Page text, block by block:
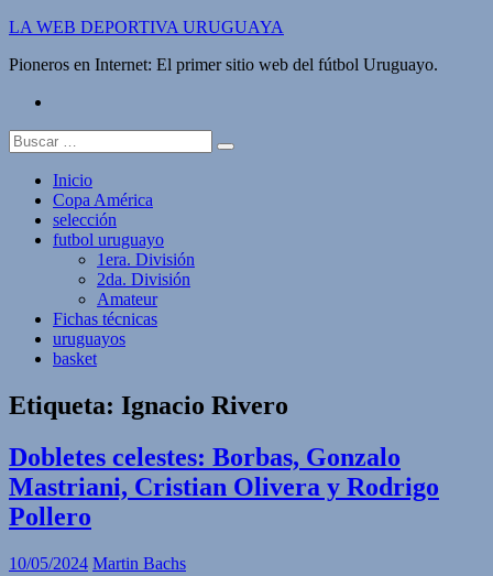
Saltar
contenido
LA WEB DEPORTIVA URUGUAYA
Pioneros en Internet: El primer sitio web del fútbol Uruguayo.
Buscar:
Inicio
Copa América
selección
futbol uruguayo
1era. División
2da. División
Amateur
Fichas técnicas
uruguayos
basket
Etiqueta: Ignacio Rivero
Dobletes celestes: Borbas, Gonzalo
Mastriani, Cristian Olivera y Rodrigo
Pollero
10/05/2024 Martin Bachs